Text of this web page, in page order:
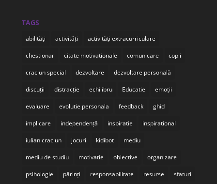
TAGS
abilități activități activități extracurriculare
chestionar citate motivationale comunicare copii
craciun special dezvoltare dezvoltare personală
discuții distracție echilibru Educatie emoții
evaluare evolutie personala feedback ghid
implicare independență inspiratie inspirational
iulian craciun jocuri kidibot mediu
mediu de studiu motivatie obiective organizare
psihologie părinți responsabilitate resurse sfaturi